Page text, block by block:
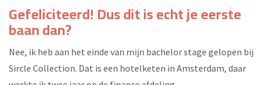
Gefeliciteerd! Dus dit is echt je eerste
baan dan?
Nee, ik heb aan het einde van mijn bachelor stage gelopen bij
Sircle Collection. Dat is een hotelketen in Amsterdam, daar